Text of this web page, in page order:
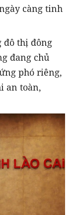
càng tinh
đô thị đông
đang chủ
phó riêng,
an toàn,